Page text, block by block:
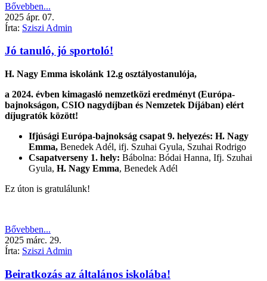
Bővebben...
2025 ápr. 07.
Írta: Sziszi Admin
Jó tanuló, jó sportoló!
H. Nagy Emma iskolánk 12.g osztályostanulója,
a 2024. évben kimagasló nemzetközi eredményt (Európa-
bajnokságon, CSIO nagydíjban és Nemzetek Díjában) elért
díjugratók között!
Ifjúsági Európa-bajnokság csapat 9. helyezés: H. Nagy
Emma, Benedek Adél, ifj. Szuhai Gyula, Szuhai Rodrigo
Csapatverseny 1. hely: Bábolna: Bódai Hanna, Ifj. Szuhai
Gyula, H. Nagy Emma, Benedek Adél
Ez úton is gratulálunk!
Bővebben...
2025 márc. 29.
Írta: Sziszi Admin
Beiratkozás az általános iskolába!